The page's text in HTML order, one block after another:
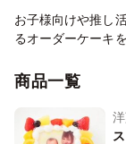
お子様向けや推し
るオーダーケーキ
商品一覧